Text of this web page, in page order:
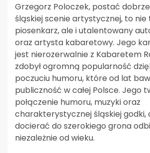
Grzegorz Poloczek, postać
śląskiej scenie artystycznej, to nie
piosenkarz, ale i utalentowany
oraz artysta kabaretowy. Jego
jest nierozerwalnie z Kabaretem
zdobył ogromną popularność
poczuciu humoru, które od lat
publiczność w całej Polsce. Jego
połączenie humoru, muzyki oraz
charakterystycznej śląskiej godki,
docierać do szerokiego grona
niezależnie od wieku.